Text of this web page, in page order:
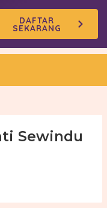
DAFTAR
SEKARANG
Sewindu